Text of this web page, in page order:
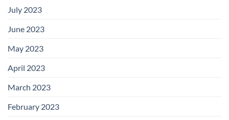
July 2023
June 2023
May 2023
April 2023
March 2023
February 2023